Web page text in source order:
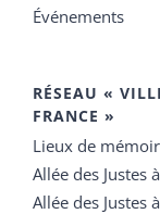
Événements
RÉSEAU «
FRANCE »
Lieux de
Allée des Justes
Allée des Justes